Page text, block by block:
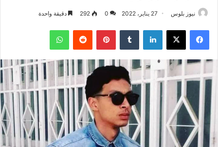
نيوز بلوس 27 يناير، 2022 0
292 دقيقة واحدة
فيسبوك X لينكدإن بينتيريست واتساب